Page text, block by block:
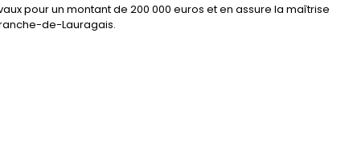
pour un montant de 200 000 euros et en assure la maîtrise
de-Lauragais.